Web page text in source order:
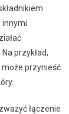
innymi
przykład,
może przynieść
łączenie